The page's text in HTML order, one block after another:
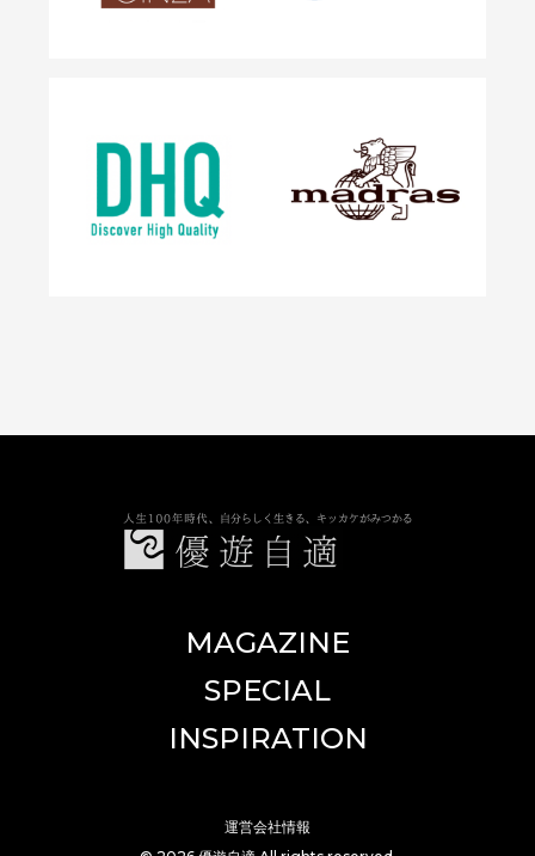
MAGAZINE
SPECIAL
INSPIRATION
運営会社情報